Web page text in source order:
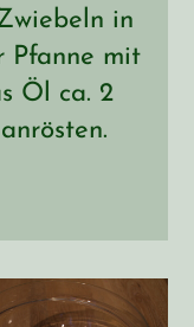
in
Pfanne mit
Öl ca. 2